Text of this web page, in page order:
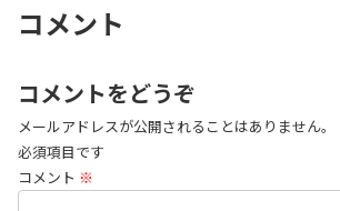
コメント
コメントをどうぞ
メールアドレスが公開されることはありません。
必須項目です
コメント ※